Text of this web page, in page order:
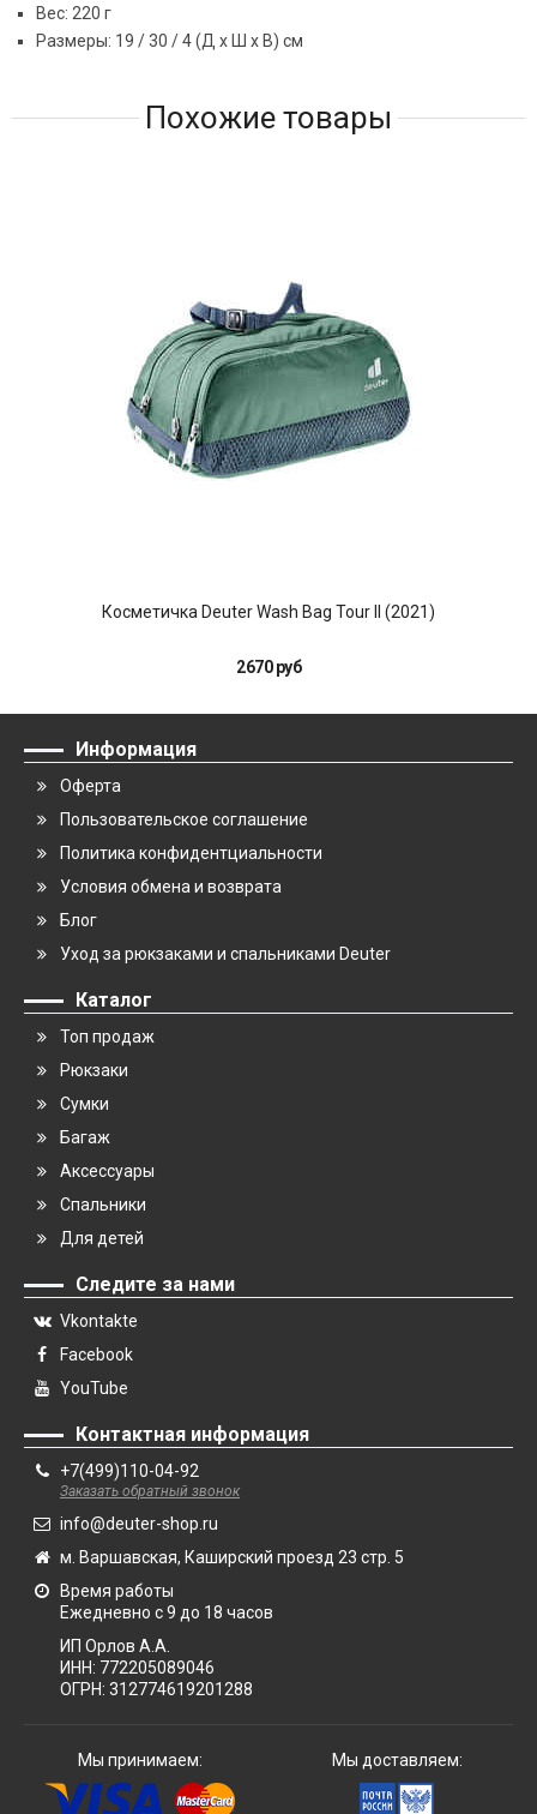
Вес: 220 г
Размеры: 19 / 30 / 4 (Д x Ш x В) см
Похожие товары
Косметичка Deuter Wash Bag Tour II (2021)
2670 руб
Информация
Оферта
Пользовательское соглашение
Политика конфидентциальности
Условия обмена и возврата
Блог
Уход за рюкзаками и спальниками Deuter
Каталог
Топ продаж
Рюкзаки
Сумки
Багаж
Аксессуары
Спальники
Для детей
Следите за нами
Vkontakte
Facebook
YouTube
Контактная информация
+7(499)110-04-92
Заказать обратный звонок
info@deuter-shop.ru
м. Варшавская, Каширский проезд 23 стр. 5
Время работы
Ежедневно с 9 до 18 часов
ИП Орлов А.А.
ИНН: 772205089046
ОГРН: 312774619201288
Мы принимаем: Мы доставляем: